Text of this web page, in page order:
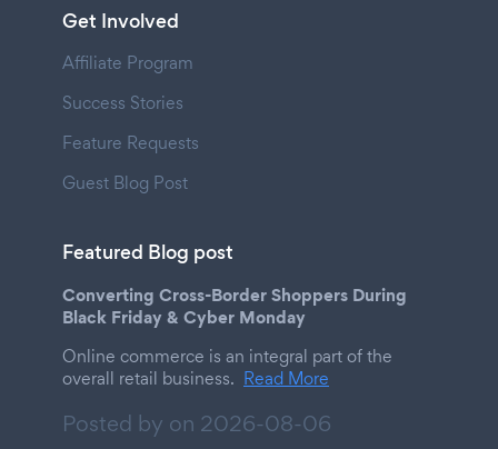
Get Involved
Affiliate Program
Success Stories
Feature Requests
Guest Blog Post
Featured Blog post
Converting Cross-Border Shoppers During
Black Friday & Cyber Monday
Online commerce is an integral part of the
overall retail business. Read More
Posted by on 2026-08-06